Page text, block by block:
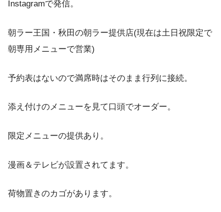
Instagramで発信。
朝ラー王国・秋田の朝ラー提供店(現在は土日祝限定で
朝専用メニューで営業)
予約表はないので満席時はそのまま行列に接続。
添え付けのメニューを見て口頭でオーダー。
限定メニューの提供あり。
漫画＆テレビが設置されてます。
荷物置きのカゴがあります。